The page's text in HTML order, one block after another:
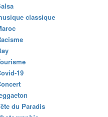
classique
19
du Paradis